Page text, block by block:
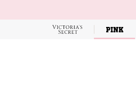
Victoria's